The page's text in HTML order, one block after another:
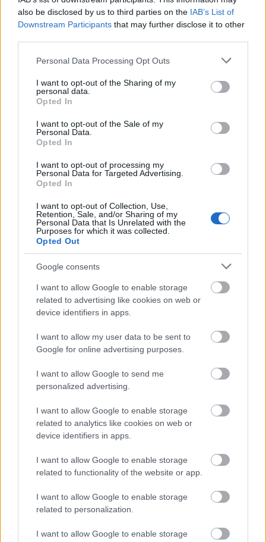
also be disclosed by us to third parties on the IAB’s List of
Downstream Participants that may further disclose it to other
Please note that this website/app uses one or more Google
not limited to your visit or usage behaviour. You may click to
grant or deny consent to Google and its third-party tags to
use your data for below specified purposes in below Google
consent section.
Personal Data Processing Opt Outs
I want to opt-out of the Sharing of my
personal data.
Opted In
I want to opt-out of the Sale of my
Personal Data.
Opted In
I want to opt-out of processing my
Personal Data for Targeted Advertising.
Opted In
I want to opt-out of Collection, Use,
Retention, Sale, and/or Sharing of my
Personal Data that Is Unrelated with the
Purposes for which it was collected.
Opted Out
Google consents
I want to allow Google to enable storage
related to advertising like cookies on web or
device identifiers in apps.
I want to allow my user data to be sent to
Google for online advertising purposes.
I want to allow Google to send me
personalized advertising.
I want to allow Google to enable storage
related to analytics like cookies on web or
device identifiers in apps.
I want to allow Google to enable storage
related to functionality of the website or app.
I want to allow Google to enable storage
related to personalization.
I want to allow Google to enable storage
és a volt császárnőről el is tudtuk volna képzelni,
hogy a közelmúlt eseményei, és Saru állapotának
ismeretében esetleg elsüt néhány ízetlen viccet a
Georgiou
Jól felvitte az Isten a dolgát – besorozása után
érdekköreinek kulcsfontosságú eseményeiben van
döntő hatású szerepe. A szekció ugyanis, úgy tűnik,
nem csak a klingon status quo-ban, hanem Spock
elfogásábanis érdekelt, éppúgy, mint a Vörös Angyal
jelenség felkutatásában. Esetükben azért még nem
egészen beszélhetünk a terrán birodalom
gátlástalan módszereiről, de Lelandnek, úgy tűnik,
nincs könnyű dolga Georgiou visszafogásában,
egyenesen hadbírósággal kell megfenyegetnie a nőt
engedetlen viselkedése miatt, ráadásul a saját
hajóján. A volt császárnő túlságosan fesztelen
magatartása, illetve Burnham vele kapcsolatos
reakciói miatt Pike is hamar szagot fog Georgiouval
kapcsolatban, bár megjegyzi, a volt kapitány már az
akadémiai idők alatt sem volt egészen szent.
Georgiou gátlástalanságát jelzi, hogy mind Lelandet,
mind később Burnhamet is megfenyegeti – akik
természetesen nem maradnak adósak a válasszal.
szerepet játszik Georgiou időnyerése, de az még
Burnham számára is kérdéses, hogy ez emberbaráti
A 31-es szekció ez időtájt úgy tűnik, teljesen
legálisan(a felszín alatt pedig számos illegális
működik, ez a tény, és
az eddig felvezetett karakterek dinamikája remekül
megágyaz a jövendő sorozatnak.
Tyler
Visszaérkezése csodálkozó és megvető tekinteteket
vált ki a legénység soraiban(ami elkerülhetetlen, ha